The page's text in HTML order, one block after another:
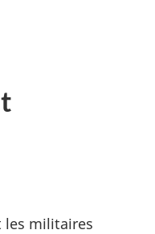
les militaires